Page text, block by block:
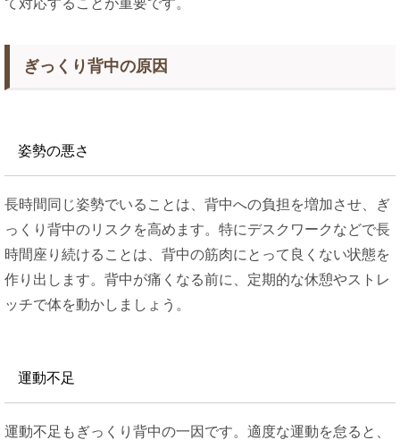
て対応することが重要です。
ぎっくり背中の原因
姿勢の悪さ
長時間同じ姿勢でいることは、背中への負担を増加させ、ぎ
っくり背中のリスクを高めます。特にデスクワークなどで長
時間座り続けることは、背中の筋肉にとって良くない状態を
作り出します​。背中が痛くなる前に、定期的な休憩やストレ
ッチで体を動かしましょう。
運動不足
運動不足もぎっくり背中の一因です。適度な運動を怠ると、